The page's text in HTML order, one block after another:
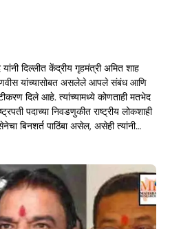
दिल्लीत केंद्रीय गृहमंत्री अमित शाह
यांच्यासोबत असलेले आपले संबंध आणि
दिले आहे. त्यांच्यामध्ये कोणताही मतभेद
पदाच्या निवडणुकीत राष्ट्रीय लोकशाही
बिनशर्त पाठिंबा असेल, असेही त्यांनी…